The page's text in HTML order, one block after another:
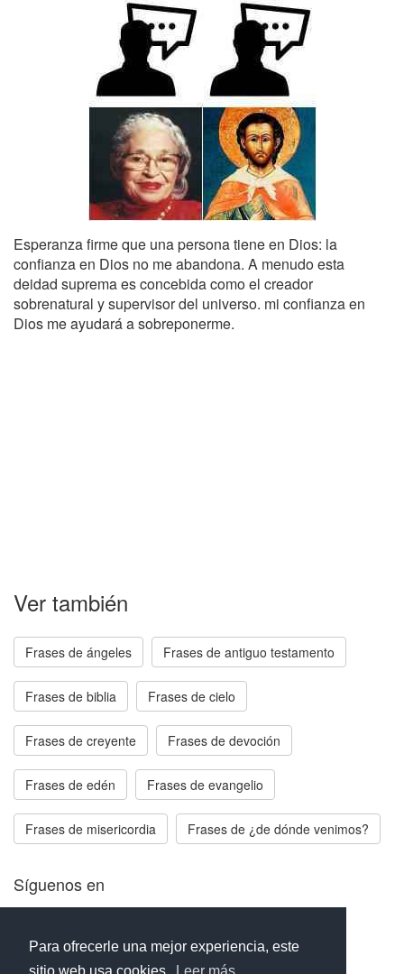
Para ofrecerle una mejor experiencia, este
Esperanza firme que una persona tiene en Dios: la
confianza en Dios no me abandona. A menudo esta
deidad suprema es concebida como el creador
sobrenatural y supervisor del universo. mi confianza en
Dios me ayudará a sobreponerme.
Ver también
Frases de ángeles Frases de antiguo testamento
Frases de biblia Frases de cielo
Frases de creyente Frases de devoción
Frases de edén Frases de evangelio
Frases de misericordia Frases de ¿de dónde venimos?
Síguenos en